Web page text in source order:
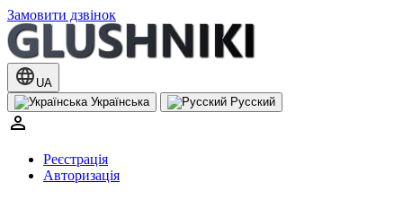
Замовити дзвінок
UA
Українська
Русский
Реєстрація
Авторизація